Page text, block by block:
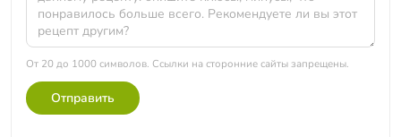
От 20 до 1000 символов. Ссылки на сторонние сайты запрещены.
Отправить